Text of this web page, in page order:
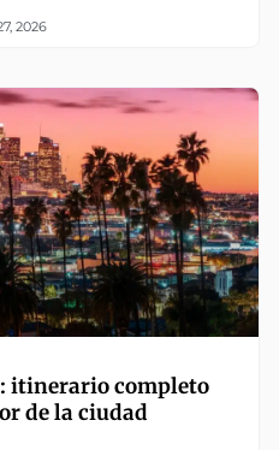
2026
itinerario completo
de la ciudad